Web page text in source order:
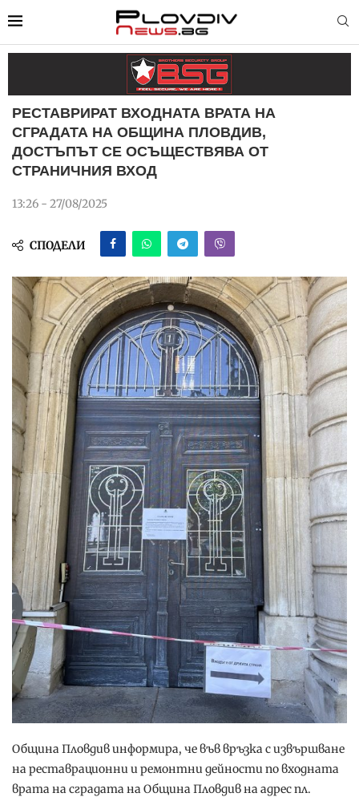
РЕСТАВРИРАТ ВХОДНАТА ВРАТА НА
СГРАДАТА НА ОБЩИНА ПЛОВДИВ,
ДОСТЪПЪТ СЕ ОСЪЩЕСТВЯВА ОТ
СТРАНИЧНИЯ ВХОД
13:26 - 27/08/2025
СПОДЕЛИ
Община Пловдив информира, че във връзка с извършване
на реставрационни и ремонтни дейности по входната
врата на сградата на Община Пловдив на адрес пл.